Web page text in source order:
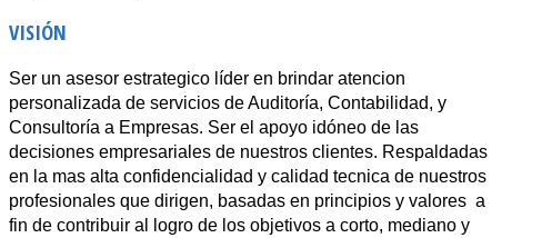
VISIÓN
Ser un asesor estrategico líder en brindar atencion
personalizada de servicios de Auditoría, Contabilidad, y
Consultoría a Empresas. Ser el apoyo idóneo de las
decisiones empresariales de nuestros clientes. Respaldadas
en la mas alta confidencialidad y calidad tecnica de nuestros
profesionales que dirigen, basadas en principios y valores a
fin de contribuir al logro de los objetivos a corto, mediano y